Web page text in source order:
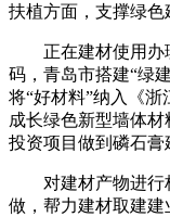
扶植方面，支撑绿色
正在建材使用办
码，青岛市搭建“绿
将“好材料”纳入《浙
成长绿色新型墙体
投资项目做到磷石膏
对建材产物进行
做，帮力建材取建